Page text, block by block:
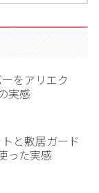
をアリエク
実感
と敷居ガード
った実感